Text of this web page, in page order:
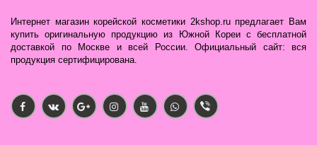
Интернет магазин корейской косметики 2kshop.ru предлагает Вам
купить оригинальную продукцию из Южной Кореи с бесплатной
доставкой по Москве и всей России. Официальный сайт: вся
продукция сертифицирована.